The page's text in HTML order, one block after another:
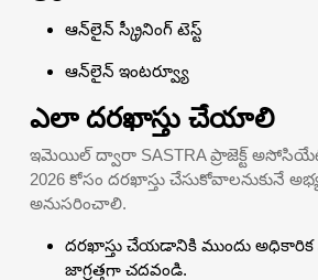
ఆన్‌లైన్ స్క్రీనింగ్ టెస్ట్
ఆన్‌లైన్ ఇంటర్వ్యూ
ఎలా దరఖాస్తు చేయాలి
ఇమెయిల్ ద్వారా SASTRA ప్రాజెక్ట్
2026 కోసం దరఖాస్తు చేసుకోవాలనుకునే
అనుసరించాలి.
దరఖాస్తు చేయడానికి ముందు
జాగ్రత్తగా చదవండి.